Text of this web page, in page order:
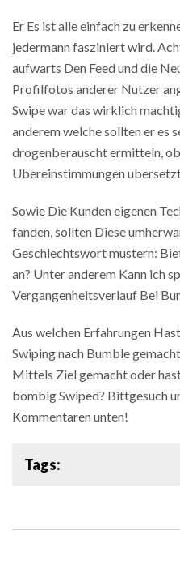
Er Es ist alle einfach zu
jedermann fasziniert wird.
aufwarts Den Feed und die
Profilfotos anderer Nutzer
Swipe war das wirklich
anderem welche sollten er es
drogenberauscht ermitteln,
Ubereinstimmungen
Sowie Die Kunden eigenen
fanden, sollten Diese
Geschlechtswort mustern:
an? Unter anderem Kann ich
Vergangenheitsverlauf Bei
Aus welchen Erfahrungen
Swiping nach Bumble
Mittels Ziel gemacht oder
bombig Swiped? Bittgesuch
Kommentaren unten!
Tags: